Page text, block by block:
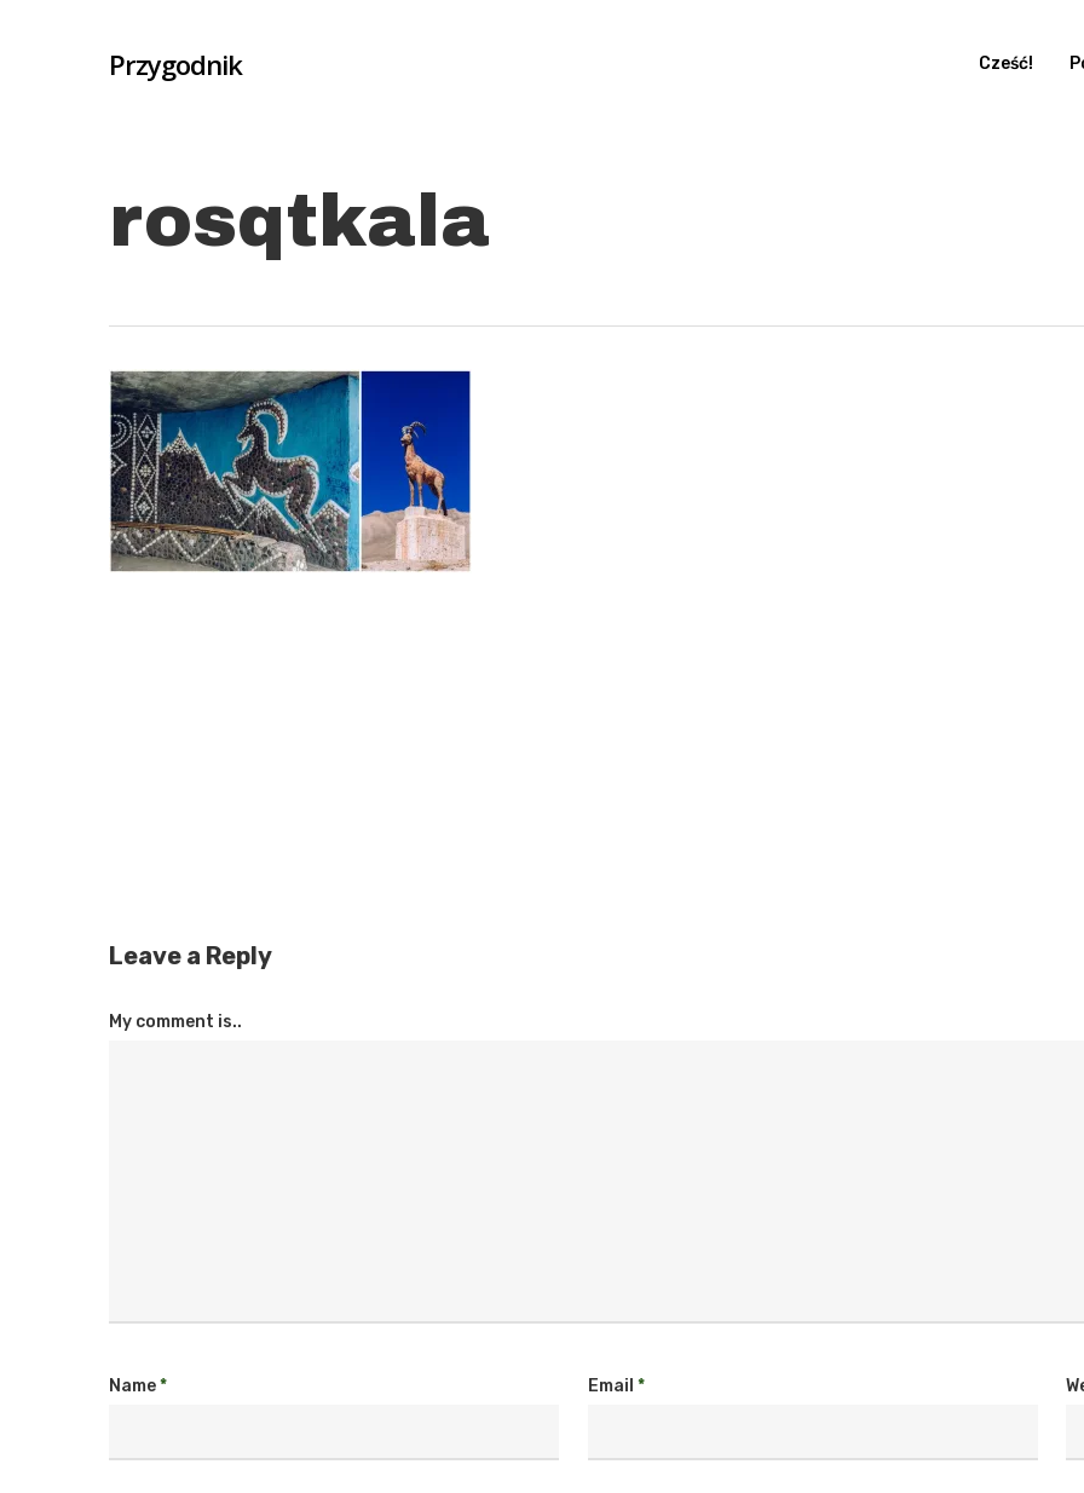
Przygodnik Cześć!
rosqtkala
Leave a Reply
My comment is..
Name* Email *